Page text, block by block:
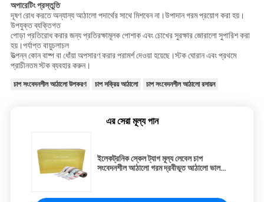
অপারেটিং প্রস্তুতি
দূষণ রোধ করতে অন্যান্য আঠালো পদার্থের সাথে মিশবেন না।উপাদান গরম প্রয়োগ করা হয়।
উপযুক্ত ব্যক্তিগত
পোড়া প্রতিরোধ করার জন্য প্রতিরক্ষামূলক পোশাক এবং চোখের সুরক্ষার জোরালো সুপারিশ করা
হয়।পর্যাপ্ত বায়ুচলাচল
উত্পন্ন কোন বাষ্প বা ধোঁয়া অপসারণ করার পরামর্শ দেওয়া হয়েছে।স্টক ঘোরান এবং প্রথমে
প্রাচীনতম স্টক ব্যবহার করুন।
চাপ সংবেদনশীল আঠালো উপকরণ চাপ সক্রিয় আঠালো চাপ সংবেদনশীল আঠালো রসায়ন
এর সেরা মূল্য পান
ইলেকট্রনিক স্কেল ট্যাগ মূল্য লেবেল চাপ
সংবেদনশীল আঠালো গরম দ্রবীভূত আঠালো ভাল